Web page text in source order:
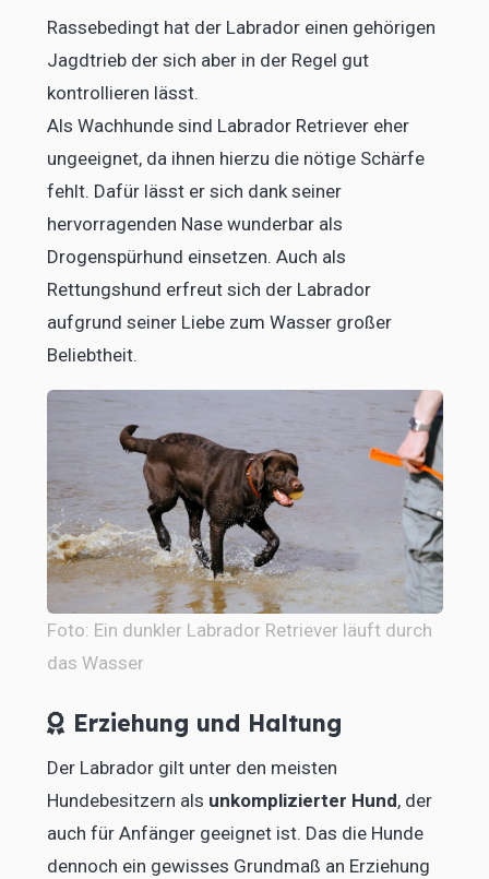
Rassebedingt hat der Labrador einen gehörigen
Jagdtrieb der sich aber in der Regel gut
kontrollieren lässt.
Als Wachhunde sind Labrador Retriever eher
ungeeignet, da ihnen hierzu die nötige Schärfe
fehlt. Dafür lässt er sich dank seiner
hervorragenden Nase wunderbar als
Drogenspürhund einsetzen. Auch als
Rettungshund erfreut sich der Labrador
aufgrund seiner Liebe zum Wasser großer
Beliebtheit.
Foto: Ein dunkler Labrador Retriever läuft durch
das Wasser
Erziehung und Haltung
Der Labrador gilt unter den meisten
Hundebesitzern als unkomplizierter Hund, der
auch für Anfänger geeignet ist. Das die Hunde
dennoch ein gewisses Grundmaß an Erziehung